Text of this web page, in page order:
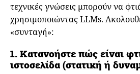
τεχνικές γνώσεις μπορούν να
χρησιμοποιώντας LLMs.
«συνταγή»:
1. Κατανοήστε πώς είναι
ιστοσελίδα (στατική ή